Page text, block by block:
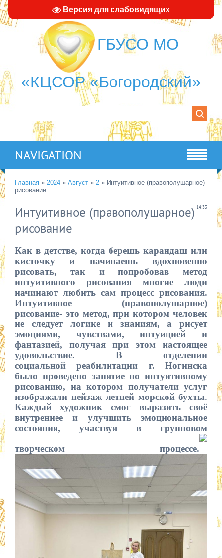
Версия для слабовидящих
ГБУСО МО
«КЦСОР «Богородский»
NAVIGATION
Главная » 2024 » Август » 2 » Интуитивное (правополушарное)
рисование
14:33
Интуитивное (правополушарное)
рисование
Как в детстве, когда берешь карандаш или
кисточку и начинаешь вдохновенно
рисовать, так и попробовав метод
интуитивного рисования многие люди
начинают любить сам процесс рисования.
Интуитивное (правополушарное)
рисование- это метод, при котором человек
не следует логике и знаниям, а рисует
эмоциями, чувствами, интуицией и
фантазией, получая при этом настоящее
удовольствие. В отделении
социальной реабилитации г. Ногинска
было проведено занятие по интуитивному
рисованию, на котором получатели услуг
изображали пейзаж летней морской бухты.
Каждый художник смог выразить своё
внутреннее и улучшить эмоциональное
состояния, участвуя в групповом
творческом процессе.